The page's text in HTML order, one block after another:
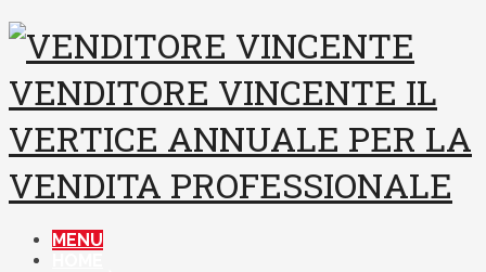
VENDITORE VINCENTE IL
VERTICE ANNUALE PER LA
VENDITA PROFESSIONALE
MENU